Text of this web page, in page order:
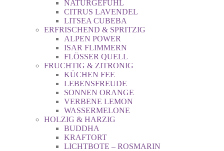
NATURGEFÜHL
CITRUS LAVENDEL
LITSEA CUBEBA
ERFRISCHEND & SPRITZIG
ALPEN POWER
ISAR FLIMMERN
FLÖSSER QUELL
FRUCHTIG & ZITRONIG
KÜCHEN FEE
LEBENSFREUDE
SONNEN ORANGE
VERBENE LEMON
WASSERMELONE
HOLZIG & HARZIG
BUDDHA
KRAFTORT
LICHTBOTE – ROSMARIN